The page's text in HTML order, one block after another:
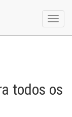
todos os